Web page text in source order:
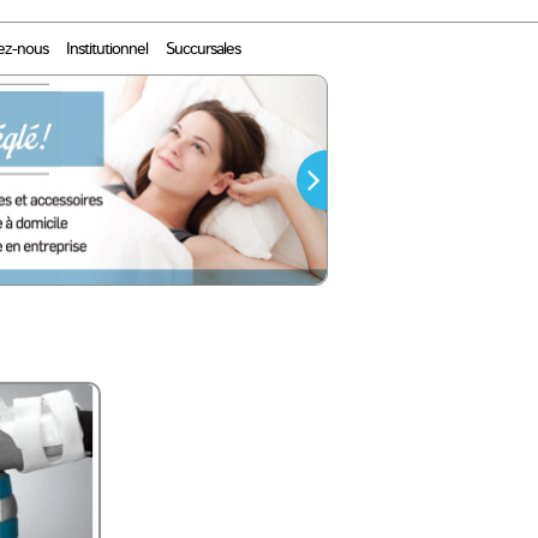
nous Institutionnel Succursales